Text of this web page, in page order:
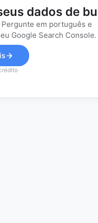
dados de
Pergunte em português e
Google Search Console.